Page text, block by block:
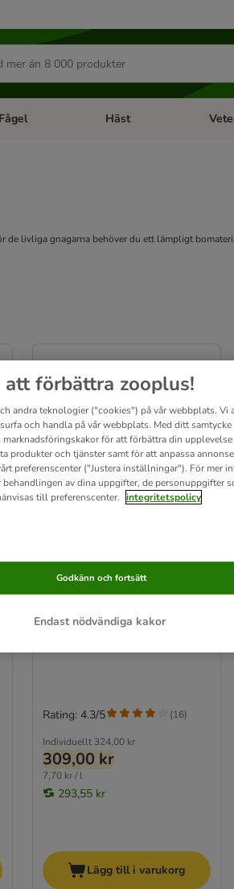
category menu: Fisk
Fågel Open category menu: Fågel
Häst Open
de livliga gnagarna behöver du ett lämpligt
2 varianter
Cat's Best Universal
Individuellt 324,00 kr
309,00 kr
7,70 kr / l
293,55 kr
Rating: 4.3/5 (16)
Lägg till i varukorg
förbättra zooplus!
andra teknologier ("cookies") på vår webbplats. Vi
och handla på vår webbplats. Med ditt samtycke
för att förbättra din
produkter och tjänster samt för att anpassa
preferenscenter ("Justera inställningar"). För mer
behandlingen av dina uppgifter, de personuppgifter
till preferenscenter. integritetspolicy
Endast nödvändiga kakor
Godkänn och fortsätt